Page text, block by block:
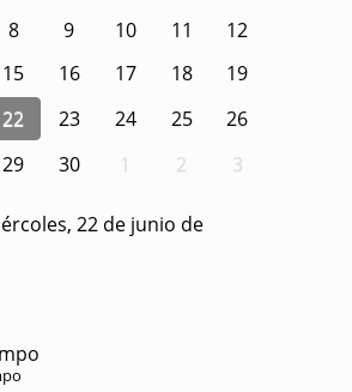
8 9 10 11
12
15 16 17 18
19
22 23 24 25
26
29 30 1 2 3
22 de junio de